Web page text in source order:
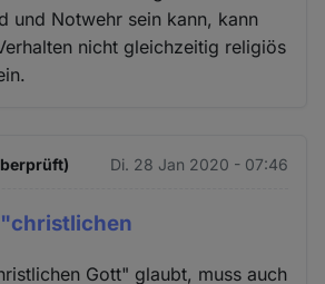
und Notwehr sein kann, kann
nicht gleichzeitig religiös
Di. 28 Jan 2020 - 07:46
"christlichen
Gott" glaubt, muss auch